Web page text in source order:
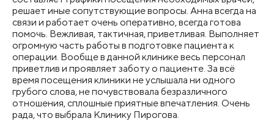
решает иные сопутствующие вопросы. Анна всегда на
связи и работает очень оперативно, всегда готова
помочь. Вежливая, тактичная, приветливая. Выполняет
огромную часть работы в подготовке пациента к
операции. Вообще в данной клинике весь персонал
приветлив и проявляет заботу о пациенте. За всё
время посещения клиники не услышала ни одного
грубого слова, не почувствовала безразличного
отношения, сплошные приятные впечатления. Очень
рада, что выбрала Клинику Пирогова.